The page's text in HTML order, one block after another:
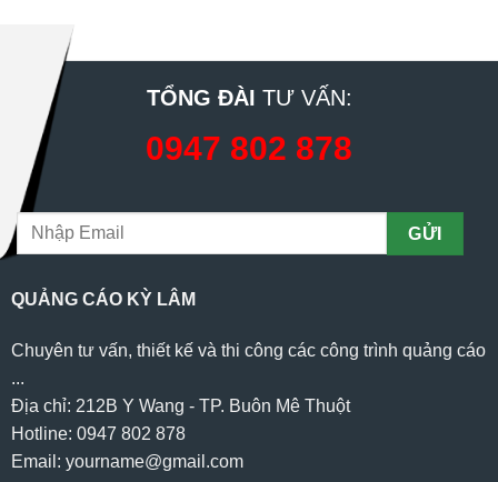
TỔNG ĐÀI TƯ VẤN:
0947 802 878
QUẢNG CÁO KỲ LÂM
Chuyên tư vấn, thiết kế và thi công các công trình quảng cáo
...
Địa chỉ: 212B Y Wang - TP. Buôn Mê Thuột
Hotline: 0947 802 878
Email: yourname@gmail.com